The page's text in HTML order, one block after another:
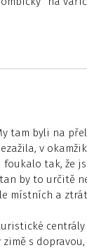
tam byli na
v
tak, že
by to určitě
místních a
s